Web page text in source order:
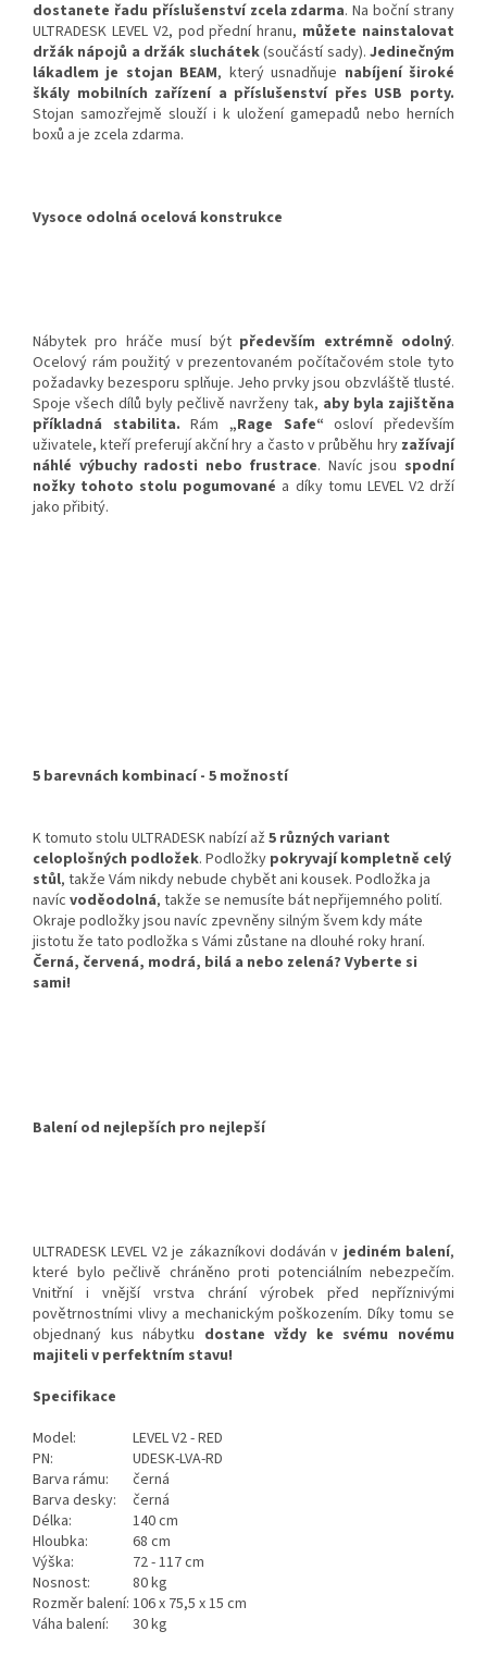
dostanete řadu příslušenství zcela zdarma. Na boční strany
ULTRADESK LEVEL V2, pod přední hranu, můžete nainstalovat
držák nápojů a držák sluchátek(součástí sady).Jedinečným
lákadlem je stojan BEAM, který usnadňuje nabíjení široké
škály mobilních zařízení a příslušenství přes USB porty.
Stojan samozřejmě slouží i k uložení gamepadů nebo herních
boxů a je zcela zdarma.
Vysoce odolná ocelová konstrukce
Nábytek pro hráče musí být především extrémně odolný.
Ocelový rám použitý v prezentovaném počítačovém stole tyto
požadavky bezesporu splňuje. Jeho prvky jsou obzvláště tlusté.
Spoje všech dílů byly pečlivě navrženy tak, aby byla zajištěna
příkladná stabilita. Rám„Rage Safe“ osloví především
uživatele, kteří preferují akční hry a často v průběhu hry zažívají
náhlé výbuchy radosti nebo frustrace. Navíc jsou spodní
nožky tohoto stolu pogumované a díky tomu LEVEL V2 drží
jako přibitý.
5 barevnách kombinací - 5 možností
K tomuto stolu ULTRADESK nabízí až 5 různých variant
celoplošných podložek. Podložky pokryvají kompletně celý
stůl, takže Vám nikdy nebude chybět ani kousek. Podložka ja
navíc voděodolná, takže se nemusíte bát nepřijemného polití.
Okraje podložky jsou navíc zpevněny silným švem kdy máte
jistotu že tato podložka s Vámi zůstane na dlouhé roky hraní.
Černá, červená, modrá, bilá a nebo zelená? Vyberte si
sami!
Balení od nejlepších pro nejlepší
ULTRADESK LEVEL V2 je zákazníkovi dodáván vjediném balení,
které bylo pečlivě chráněno proti potenciálním nebezpečím.
Vnitřní i vnější vrstva chrání výrobek před nepříznivými
povětrnostními vlivy a mechanickým poškozením. Díky tomu se
objednaný kus nábytku dostane vždy ke svému novému
majiteli v perfektním stavu!
Specifikace
Model:
LEVEL V2 - RED
PN:
UDESK-LVA-RD
Barva rámu:
černá
Barva desky:
černá
Délka:
140 cm
Hloubka:
68 cm
Výška:
72 - 117 cm
Nosnost:
80 kg
Rozměr balení: 106 x 75,5 x 15 cm
Váha balení:
30 kg